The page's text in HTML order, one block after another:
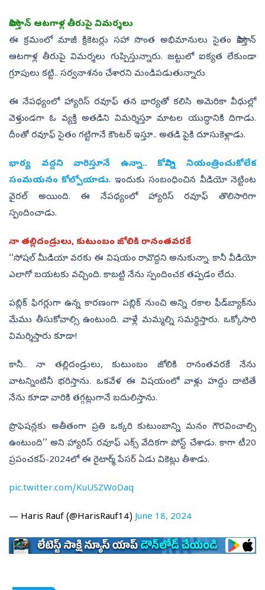
పాకిస్తాన్‌ ఆటగాళ్ల తీరుపై విమర్శలు
ఈ క్రమంలో మాజీ క్రికెటర్లు సహా సొంత అభిమానులు సైతం పాకిస్తాన్‌
ఆటగాళ్ల తీరుపై విమర్శలు గుప్పిస్తున్నారు. జట్టులో ఐక్యత లేకుండా
గ్రూపులు కట్టి.. సర్వనాశనం చేశారని మండిపడుతున్నారు
ఈ నేపథ్యంలో హ్యారిస్‌ రవూఫ్‌ తన భార్యతో కలిసి అమెరికా వీధుల్లో
వెళ్తుండగా ఓ వ్యక్తి అతడిని విమర్శిస్తూ మాటల యుద్ధానికి దిగాడు.
దీంతో రవూఫ్‌ సైతం గట్టిగానే కౌంటర్‌ ఇస్తూ.. అతడి పైకి దూసుకెళ్లాడు.
భార్య వద్దని వారిస్తూనే ఉన్నా.. కోపాన్ని నియంత్రించుకోలేక
సంమయనం కోల్పోయాడు. ఇందుకు సంబంధించిన వీడియో నెట్టింట
వైరల్‌ అయింది. ఈ నేపథ్యంలో హ్యారిస్‌ రవూఫ్‌ తొలిసారిగా
స్పందించాడు.
నా తల్లిదండ్రులు, కుటుంబం జోలికి రానంతవరకే
‘‘సోషల్‌ మీడియా వరకు ఈ విషయం రావొద్దని అనుకున్నా. కానీ వీడియో
ఎలాగో బయటకు వచ్చింది. కాబట్టి నేను స్పందించక తప్పడం లేదు.
పబ్లిక్‌ ఫిగర్లుగా ఉన్న కారణంగా పబ్లిక్‌ నుంచి అన్ని రకాల ఫీడ్‌బ్యాక్‌ను
మేము తీసుకోవాల్సి ఉంటుంది. వాళ్లే మమ్మల్ని సమర్థిస్తారు. ఒక్కోసారి
విమర్శిస్తారు కూడా!
కానీ.. నా తల్లిదండ్రులు, కుటుంబం జోలికి రానంతవరకే నేను
వాటన్నింటినీ భరిస్తాను. ఒకవేళ ఈ విషయంలో వాళ్లు హద్దు దాటితే
నేను కూడా వారికి తగ్గట్లుగానే బదులిస్తాను.
ప్రొఫెషన్లకు అతీతంగా ప్రతి ఒక్కరి కుటుంబాన్ని మనం గౌరవించాల్సి
ఉంటుంది’’ అని హ్యారిస్‌ రవూఫ్‌ ఎక్స్‌ వేదికగా పోస్ట్‌ చేశాడు. కాగా టీ20
ప్రపంచకప్‌-2024లో ఈ రైటార్మ్‌ పేసర్‌ ఏడు వికెట్లు తీశాడు.
pic.twitter.com/KuUSZWoDaq
— Haris Rauf (@HarisRauf14)June 18, 2024